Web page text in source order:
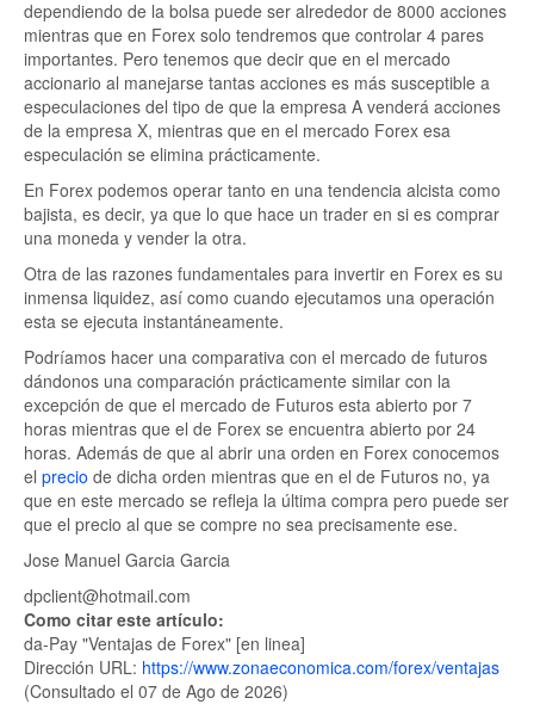
dependiendo de la bolsa puede ser alrededor de 8000 acciones
mientras que en Forex solo tendremos que controlar 4 pares
importantes. Pero tenemos que decir que en el mercado
accionario al manejarse tantas acciones es más susceptible a
especulaciones del tipo de que la empresa A venderá acciones
de la empresa X, mientras que en el mercado Forex esa
especulación se elimina prácticamente.
En Forex podemos operar tanto en una tendencia alcista como
bajista, es decir, ya que lo que hace un trader en si es comprar
una moneda y vender la otra.
Otra de las razones fundamentales para invertir en Forex es su
inmensa liquidez, así como cuando ejecutamos una operación
esta se ejecuta instantáneamente.
Podríamos hacer una comparativa con el mercado de futuros
dándonos una comparación prácticamente similar con la
excepción de que el mercado de Futuros esta abierto por 7
horas mientras que el de Forex se encuentra abierto por 24
horas. Además de que al abrir una orden en Forex conocemos
el precio de dicha orden mientras que en el de Futuros no, ya
que en este mercado se refleja la última compra pero puede ser
que el precio al que se compre no sea precisamente ese.
Jose Manuel Garcia Garcia
dpclient@hotmail.com
Como citar este artículo:
da-Pay "Ventajas de Forex" [en linea]
Dirección URL: https://www.zonaeconomica.com/forex/ventajas
(Consultado el 07 de Ago de 2026)